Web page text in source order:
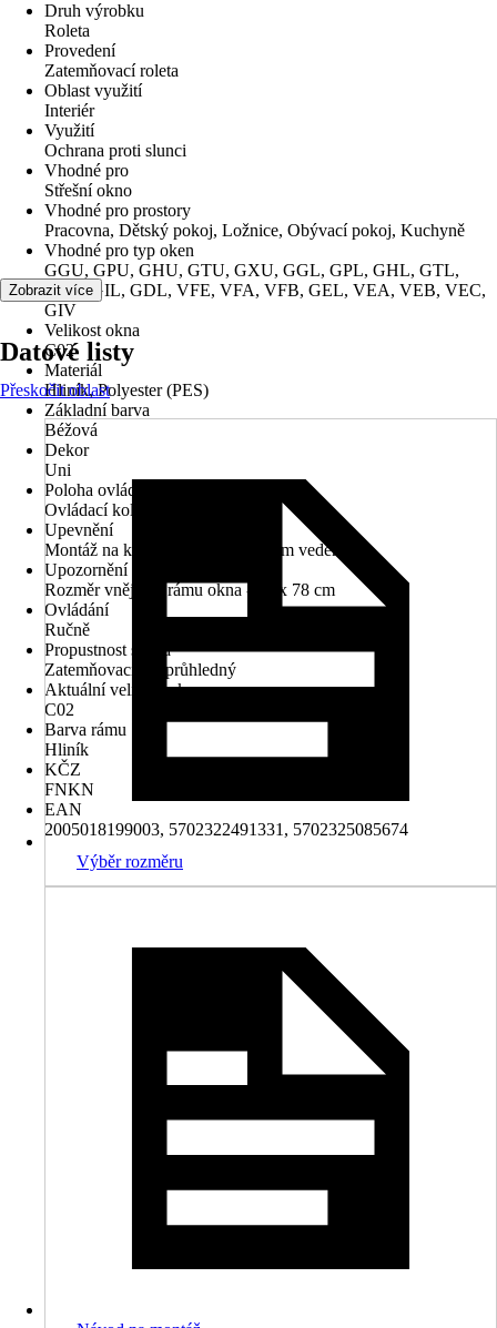
Druh výrobku
Roleta
Provedení
Zatemňovací roleta
Oblast využití
Interiér
Využití
Ochrana proti slunci
Vhodné pro
Střešní okno
Vhodné pro prostory
Pracovna, Dětský pokoj, Ložnice, Obývací pokoj, Kuchyně
Vhodné pro typ oken
GGU, GPU, GHU, GTU, GXU, GGL, GPL, GHL, GTL,
GXL, GIL, GDL, VFE, VFA, VFB, GEL, VEA, VEB, VEC,
GIV
Velikost okna
C02
Materiál
Hliník, Polyester (PES)
Základní barva
Béžová
Dekor
Uni
Poloha ovládacího mechanismu
Ovládací kolejnice
Upevnění
Montáž na křídlo, Montáž s bočním vedením
Upozornění
Rozměr vnějšího rámu okna - 55 x 78 cm
Ovládání
Ručně
Propustnost světla
Zatemňovací, Neprůhledný
Aktuální velikost okna
C02
Barva rámu
Hliník
KČZ
FNKN
EAN
2005018199003, 5702322491331, 5702325085674
Zobrazit více
Datové listy
Přeskočit oblast
Výběr rozměru